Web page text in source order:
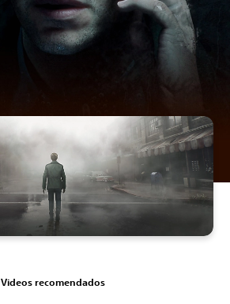
Videos recomendados